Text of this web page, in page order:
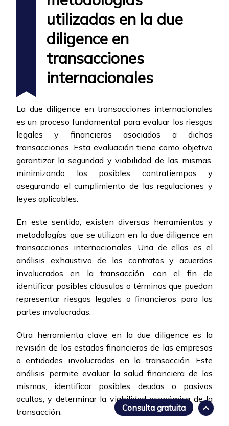
utilizadas en la due
diligence en
transacciones
internacionales
La due diligence en transacciones internacionales
es un proceso fundamental para evaluar los riesgos
legales y financieros asociados a dichas
transacciones. Esta evaluación tiene como objetivo
garantizar la seguridad y viabilidad de las mismas,
minimizando los posibles contratiempos y
asegurando el cumplimiento de las regulaciones y
leyes aplicables.
En este sentido, existen diversas herramientas y
metodologías que se utilizan en la due diligence en
transacciones internacionales. Una de ellas es el
análisis exhaustivo de los contratos y acuerdos
involucrados en la transacción, con el fin de
identificar posibles cláusulas o términos que puedan
representar riesgos legales o financieros para las
partes involucradas.
Otra herramienta clave en la due diligence es la
revisión de los estados financieros de las empresas
o entidades involucradas en la transacción. Este
análisis permite evaluar la salud financiera de las
mismas, identificar posibles deudas o pasivos
ocultos, y determinar la viabilidad económica de la
transacción.
Consulta gratuita